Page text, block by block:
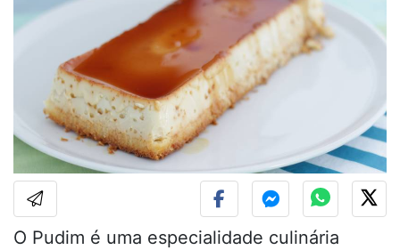
O Pudim é uma especialidade culinária